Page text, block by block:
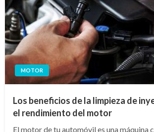
MOTOR
Los beneficios de la limpieza de
el rendimiento del motor
El motor de tu automóvil es una máquina